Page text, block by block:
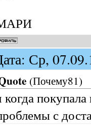
Ср,
(Почему81)
когда
с